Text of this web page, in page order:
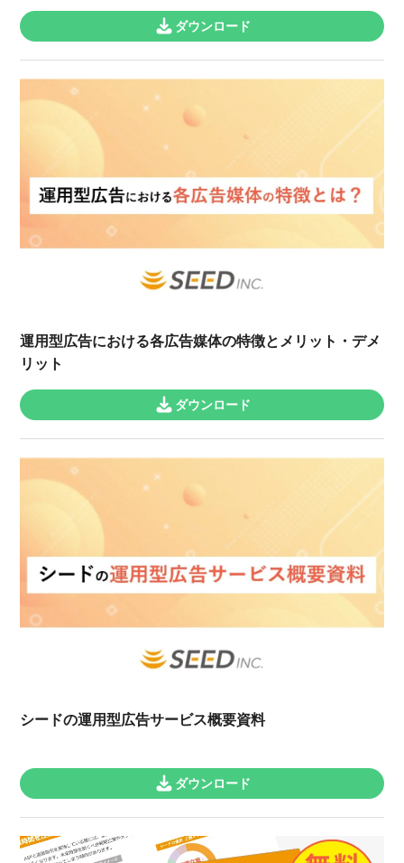
ダウンロード
運用型広告における各広告媒体の特徴とメリット・デメ
リット
ダウンロード
シードの運用型広告サービス概要資料
ダウンロード